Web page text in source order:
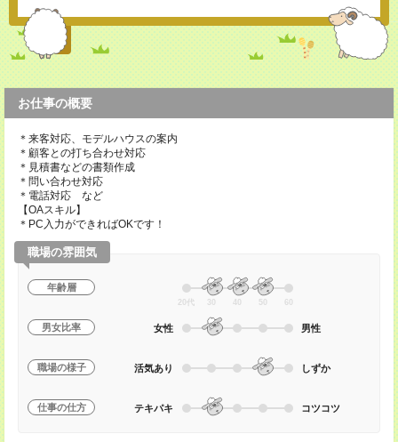
お仕事の概要
＊来客対応、モデルハウスの案内
＊顧客との打ち合わせ対応
＊見積書などの書類作成
＊問い合わせ対応
＊電話対応 など
【OAスキル】
＊PC入力ができればOKです！
職場の雰囲気
年齢層
20代 30 40 50 60
男女比率 女性 男性
職場の様子 活気あり しずか
仕事の仕方 テキパキ コツコツ